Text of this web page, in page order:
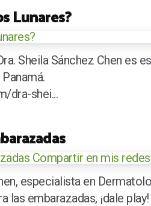
Lunares?
Sheila Sánchez Chen es
dra-shei...
especialista en
las embarazadas, ¡dale